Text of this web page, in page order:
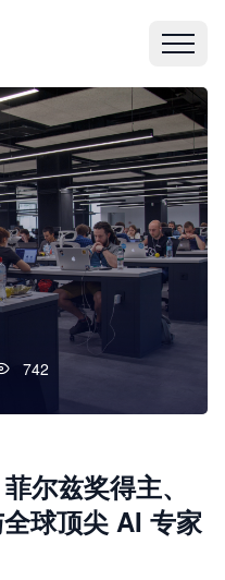
742
尔兹奖得主、
球顶尖 AI 专家